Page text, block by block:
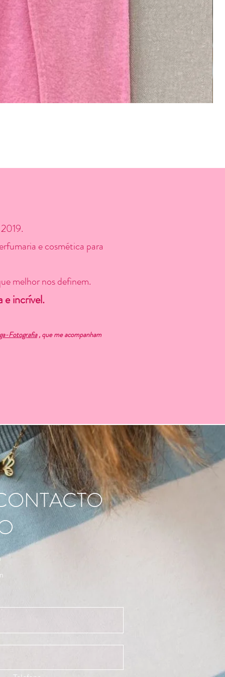
e cosmética para
melhor nos definem.
e incrível.
Fotografia, que me acompanham